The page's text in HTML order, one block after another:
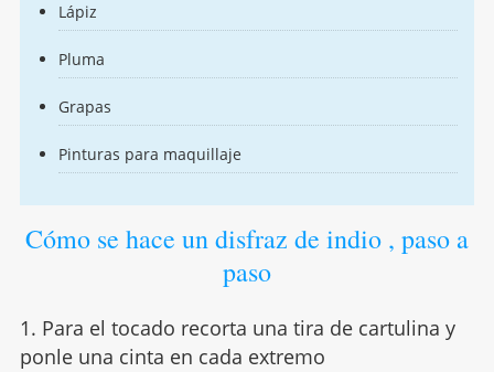
Lápiz
Pluma
Grapas
Pinturas para maquillaje
Cómo se hace un disfraz de indio , paso a
paso
1. Para el tocado recorta una tira de cartulina y
ponle una cinta en cada extremo